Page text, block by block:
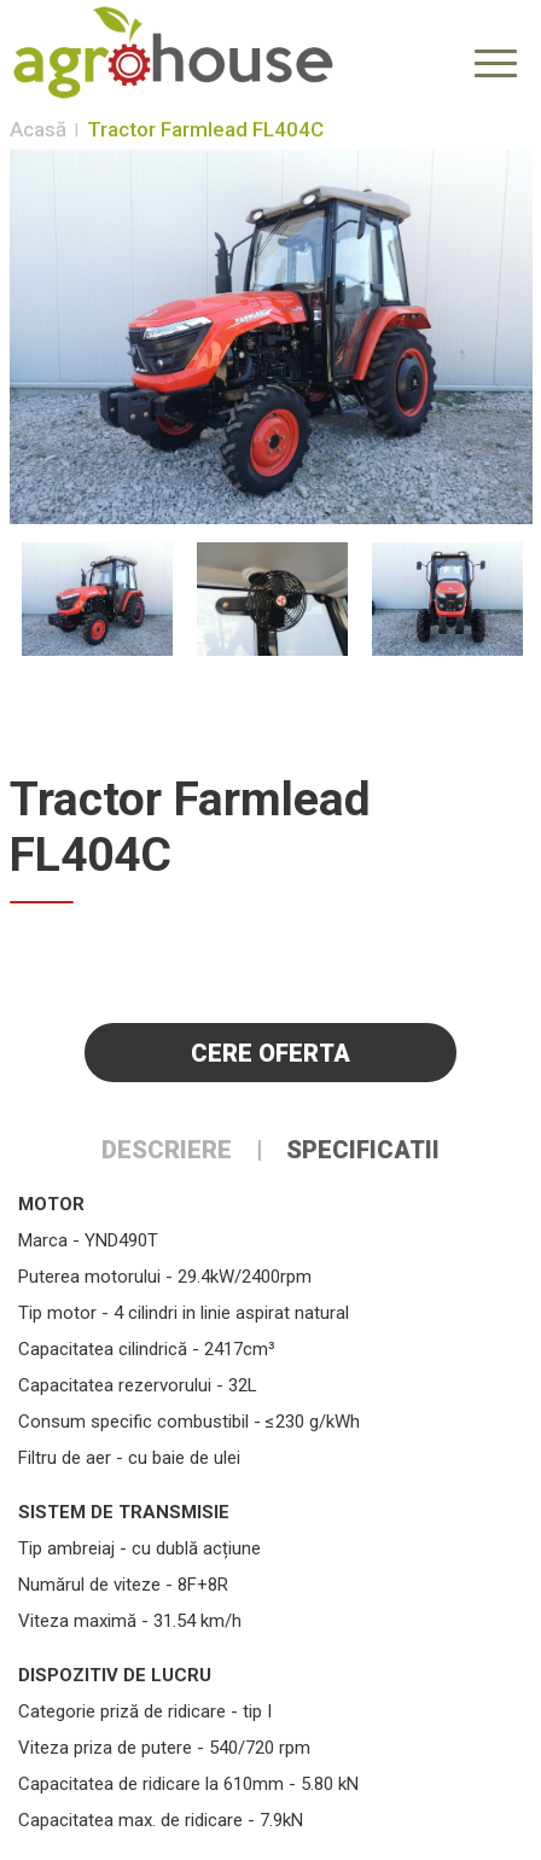
Acasă Tractor Farmlead FL404C
Tractor Farmlead
FL404C
CERE OFERTA
DESCRIERE SPECIFICATII
MOTOR
Marca - YND490T
Puterea motorului - 29.4kW/2400rpm
Tip motor - 4 cilindri in linie aspirat natural
Capacitatea cilindrică - 2417cm³
Capacitatea rezervorului - 32L
Consum specific combustibil - ≤230 g/kWh
Filtru de aer - cu baie de ulei
SISTEM DE TRANSMISIE
Tip ambreiaj - cu dublă acțiune
Numărul de viteze - 8F+8R
Viteza maximă - 31.54 km/h
DISPOZITIV DE LUCRU
Categorie priză de ridicare - tip I
Viteza priza de putere - 540/720 rpm
Capacitatea de ridicare la 610mm - 5.80 kN
Capacitatea max. de ridicare - 7.9kN